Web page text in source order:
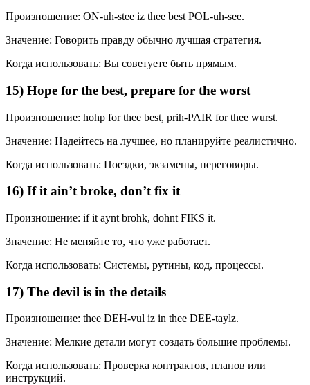
Произношение: ON-uh-stee iz thee best POL-uh-see.
Значение: Говорить правду обычно лучшая стратегия.
Когда использовать: Вы советуете быть прямым.
15) Hope for the best, prepare for the worst
Произношение: hohp for thee best, prih-PAIR for thee wurst.
Значение: Надейтесь на лучшее, но планируйте реалистично.
Когда использовать: Поездки, экзамены, переговоры.
16) If it ain’t broke, don’t fix it
Произношение: if it aynt brohk, dohnt FIKS it.
Значение: Не меняйте то, что уже работает.
Когда использовать: Системы, рутины, код, процессы.
17) The devil is in the details
Произношение: thee DEH-vul iz in thee DEE-taylz.
Значение: Мелкие детали могут создать большие проблемы.
Когда использовать: Проверка контрактов, планов или
инструкций.